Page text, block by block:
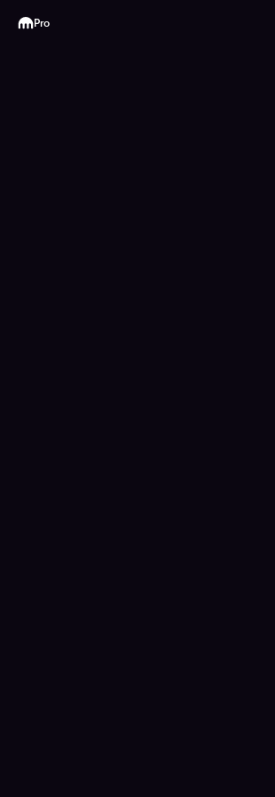
Kraken
Pro